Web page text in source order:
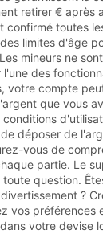
retirer € après
confirmé toutes
limites d'âge
mineurs ne
l'une des
votre compte
que vous
déposer de
vous de
partie. Le
question.
?
vos préférences
votre devise